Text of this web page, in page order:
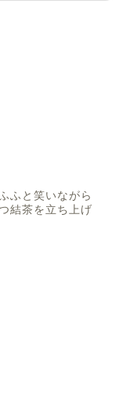
ふと笑いながら
結茶を立ち上げ